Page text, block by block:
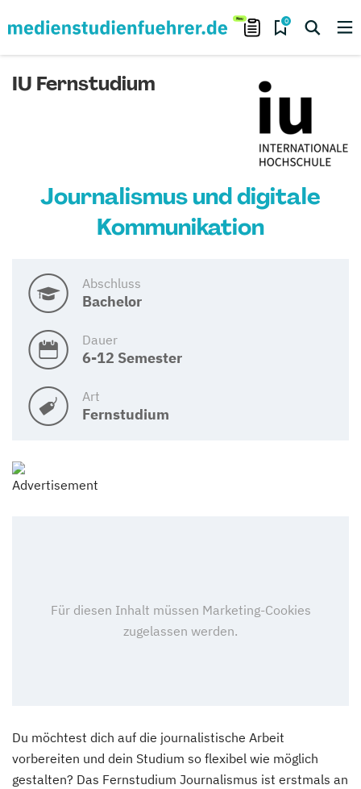
0
IU Fernstudium
Journalismus und digitale
Kommunikation
Abschluss
Bachelor
Dauer
6-12 Semester
Art
Fernstudium
Du möchtest dich auf die journalistische Arbeit
vorbereiten und dein Studium so flexibel wie möglich
gestalten? Das Fernstudium Journalismus ist erstmals an